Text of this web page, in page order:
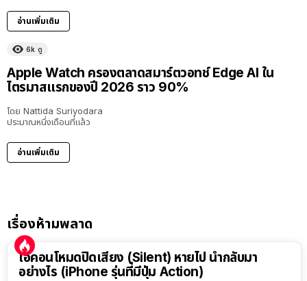
อ่านเพิ่มเติม
6k ดู
Apple Watch ครองตลาดสมาร์ตวอทช์ Edge AI ใน
ไตรมาสแรกของปี 2026 ราว 90%
โดย Nattida Suriyodara
ประมาณหนึ่งเดือนที่แล้ว
อ่านเพิ่มเติม
เรื่องห้ามพลาด
ไอคอนโหมดปิดเสียง (Silent) หายไป นำกลับมา
อย่างไร (iPhone รุ่นที่มีปุ่ม Action)